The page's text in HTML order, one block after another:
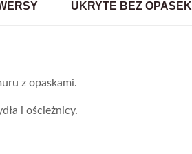
UKRYTE BEZ OPASEK
z opaskami.
i ościeżnicy.